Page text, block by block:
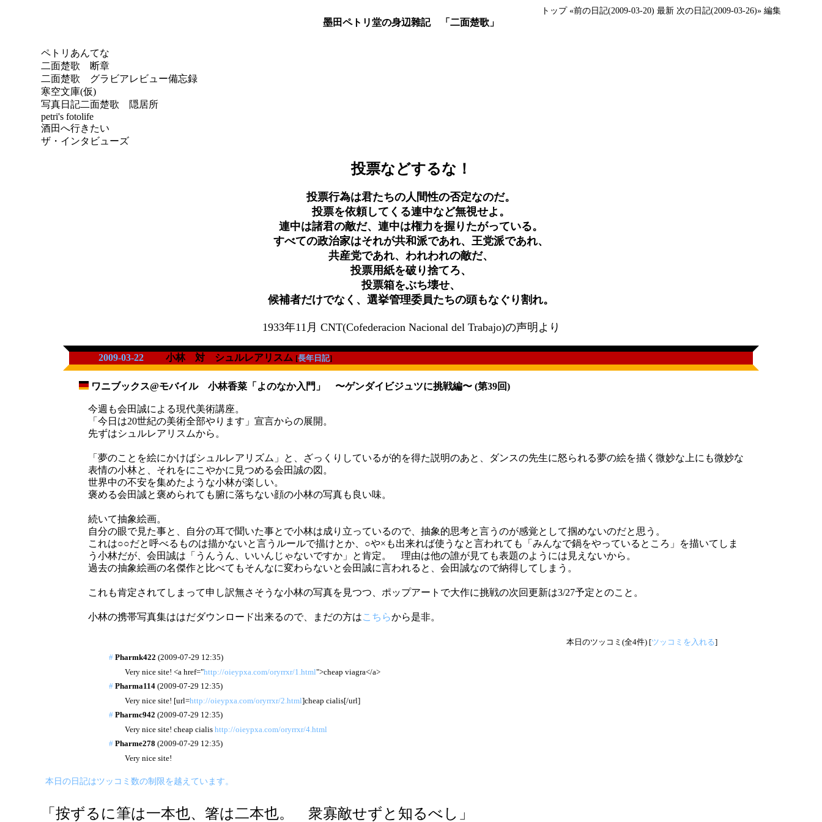
トップ «前の日記(2009-03-20) 最新 次の日記(2009-03-26)» 編集
墨田ペトリ堂の身辺雜記 「二面楚歌」
ペトリあんてな
二面楚歌 断章
二面楚歌 グラビアレビュー備忘録
寒空文庫(仮)
写真日記二面楚歌 隠居所
petri's fotolife
酒田へ行きたい
ザ・インタビューズ
投票などするな！
投票行為は君たちの人間性の否定なのだ。
投票を依頼してくる連中など無視せよ。
連中は諸君の敵だ、連中は権力を握りたがっている。
すべての政治家はそれが共和派であれ、王党派であれ、
共産党であれ、われわれの敵だ、
投票用紙を破り捨てろ、
投票箱をぶち壊せ、
候補者だけでなく、選挙管理委員たちの頭もなぐり割れ。
1933年11月 CNT(Cofederacion Nacional del Trabajo)の声明より
2009-03-22 小林 対 シュルレアリスム [長年日記]
ワニブックス@モバイル 小林香菜「よのなか入門」 〜ゲンダイビジュツに挑戦編〜 (第39回)
今週も会田誠による現代美術講座。
「今日は20世紀の美術全部やります」宣言からの展開。
先ずはシュルレアリスムから。
「夢のことを絵にかけばシュルレアリズム」と、ざっくりしているが的を得た説明のあと、ダンスの先生に怒られる夢の絵を描く微妙な上にも微妙な
表情の小林と、それをにこやかに見つめる会田誠の図。
世界中の不安を集めたような小林が楽しい。
褒める会田誠と褒められても腑に落ちない顔の小林の写真も良い味。
続いて抽象絵画。
自分の眼で見た事と、自分の耳で聞いた事とで小林は成り立っているので、抽象的思考と言うのが感覚として掴めないのだと思う。
これは○○だと呼べるものは描かないと言うルールで描けとか、○や×も出来れば使うなと言われても「みんなで鍋をやっているところ」を描いてしま
う小林だが、会田誠は「うんうん、いいんじゃないですか」と肯定。 理由は他の誰が見ても表題のようには見えないから。
過去の抽象絵画の名傑作と比べてもそんなに変わらないと会田誠に言われると、会田誠なので納得してしまう。
これも肯定されてしまって申し訳無さそうな小林の写真を見つつ、ポップアートで大作に挑戦の次回更新は3/27予定とのこと。
小林の携帯写真集ははだダウンロード出来るので、まだの方はこちらから是非。
本日のツッコミ(全4件) [ツッコミを入れる]
# Pharmk422 (2009-07-29 12:35)
Very nice site! <a href="http://oieypxa.com/oryrrxr/1.html">cheap viagra</a>
# Pharma114 (2009-07-29 12:35)
Very nice site! [url=http://oieypxa.com/oryrrxr/2.html]cheap cialis[/url]
# Pharmc942 (2009-07-29 12:35)
Very nice site! cheap cialis http://oieypxa.com/oryrrxr/4.html
# Pharme278 (2009-07-29 12:35)
Very nice site!
本日の日記はツッコミ数の制限を越えています。
「按ずるに筆は一本也、箸は二本也。 衆寡敵せずと知るべし」